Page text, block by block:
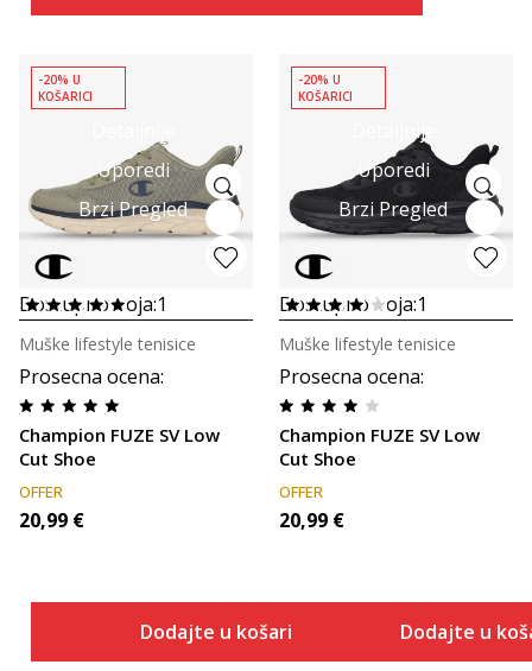
Uporedi
Brzi Pregled
-20% U
KOŠARICI
Dostupno boja:1
Prosecna ocena:
Champion FUZE SV Low
Cut Shoe
Muške lifestyle tenisice
OFFER
20,99 €
Dodajte u košaricu
Detaljnije
Uporedi
Brzi Pregled
-20% U
KOŠARICI
Dostupno boja:1
Prosecna ocena:
Champion FUZE SV Low
Cut Shoe
Muške lifestyle tenisice
OFFER
20,99 €
Dodajte u